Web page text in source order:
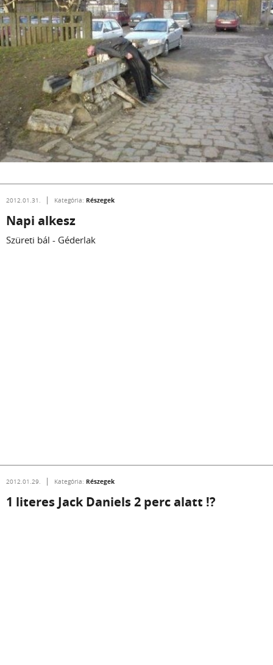
2012.01.31. Kategória: Részegek
Napi alkesz
Szüreti bál - Géderlak
2012.01.29. Kategória: Részegek
1 literes Jack Daniels 2 perc alatt !?